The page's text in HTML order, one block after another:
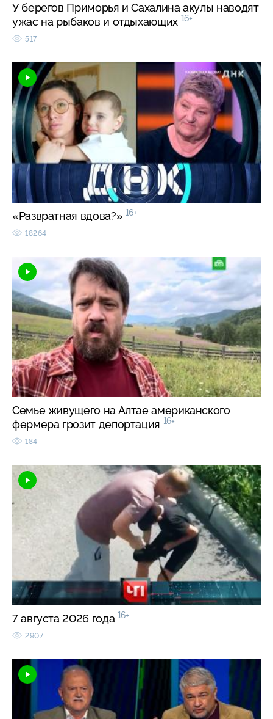
У берегов Приморья и Сахалина акулы наводят
ужас на рыбаков и отдыхающих 16+
517
«Развратная вдова?» 16+
18264
Семье живущего на Алтае американского
фермера грозит депортация 16+
184
7 августа 2026 года 16+
2907